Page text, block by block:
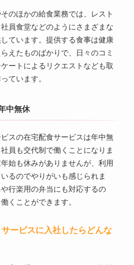
のほかの給食業務では、レスト
員食堂などのようにさまざまな
ています。提供する食事は健康
えたものばかりで、日々のコミ
ートによるリクエストなども取
ています。
中無休
スの在宅配食サービスは年中無
員も交代制で働くことになりま
始も休みがありませんが、利用
るのでやりがいも感じられま
行楽用の弁当にも対応するの
くことができます。
ービスに入社したらどんな